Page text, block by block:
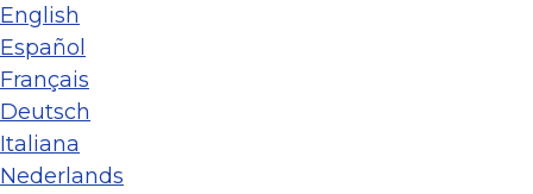
English
Español
Français
Deutsch
Italiana
Nederlands